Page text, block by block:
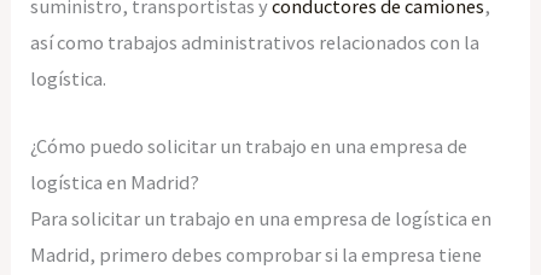
suministro, transportistas yconductores de camiones,
así como trabajos administrativos relacionados con la
logística.
¿Cómo puedo solicitar un trabajo en una empresa de
logística en Madrid?
Para solicitar un trabajo en una empresa de logística en
Madrid, primero debes comprobar si la empresa tiene